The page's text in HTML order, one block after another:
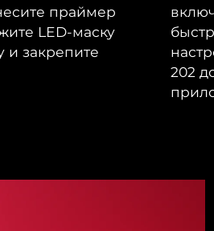
праймер
LED-маску
и закрепите
202